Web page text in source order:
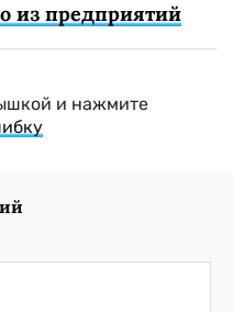
из предприятий
и нажмите